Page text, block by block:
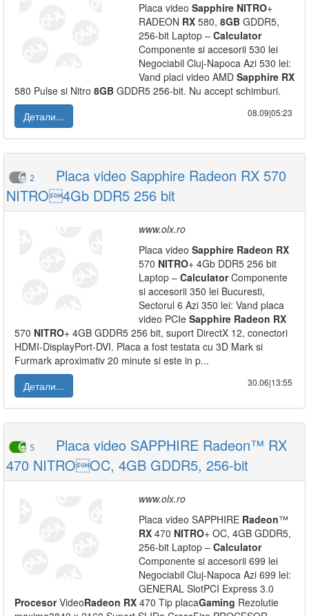
Placa video Sapphire NITRO+
RADEON RX 580, 8GB GDDR5,
256-bit Laptop – Calculator
Componente si accesorii 530 lei
Negociabil Cluj-Napoca Azi 530 lei:
Vand placi video AMD Sapphire RX
580 Pulse si Nitro 8GB GDDR5 256-bit. Nu accept schimburi.
Детали...
08.09|05:23
2
Placa video Sapphire Radeon RX 570
NITRO4Gb DDR5 256 bit
www.olx.ro
Placa video Sapphire Radeon RX
570 NITRO+ 4Gb DDR5 256 bit
Laptop – CalculatorComponente
si accesorii 350 lei Bucuresti,
Sectorul 6 Azi 350 lei: Vand placa
video PCIe Sapphire Radeon RX
570 NITRO+ 4GB GDDR5 256 bit, suport DirectX 12, conectori
HDMI-DisplayPort-DVI. Placa a fost testata cu 3D Mark si
Furmark aproximativ 20 minute si este in p...
Детали...
30.06|13:55
5
Placa video SAPPHIRE Radeon™ RX
470 NITROOC, 4GB GDDR5, 256-bit
www.olx.ro
Placa video SAPPHIRE Radeon™
RX 470 NITRO+ OC, 4GB GDDR5,
256-bit Laptop – Calculator
Componente si accesorii 699 lei
Negociabil Cluj-Napoca Azi 699 lei:
GENERAL SlotPCI Express 3.0
ProcesorVideoRadeon RX 470 Tip placaGaming Rezolutie